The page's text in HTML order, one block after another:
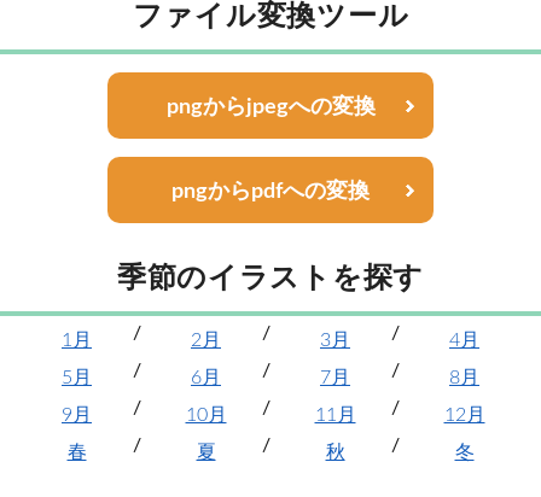
ファイル変換ツール
pngからjpegへの変換
pngからpdfへの変換
季節のイラストを探す
1月 2月 3月
4月
5月
6月 7月
8月
9月
10月 11月
12月
春
夏 秋 冬